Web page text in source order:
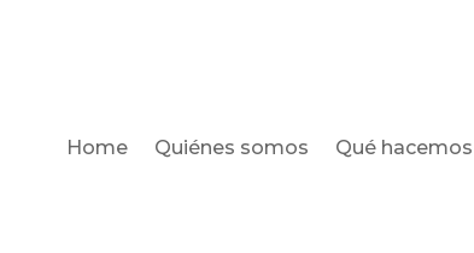
Home Quiénes somos Qué hacemos